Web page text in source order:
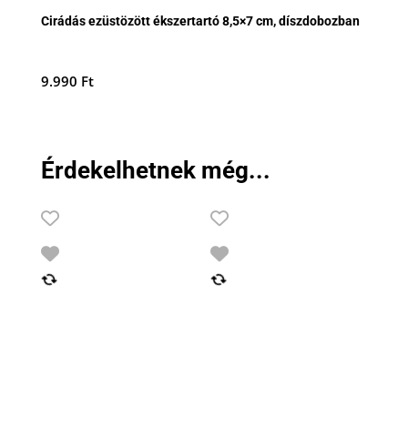
Cirádás ezüstözött ékszertartó 8,5×7 cm, díszdobozban
9.990 Ft
Érdekelhetnek még...